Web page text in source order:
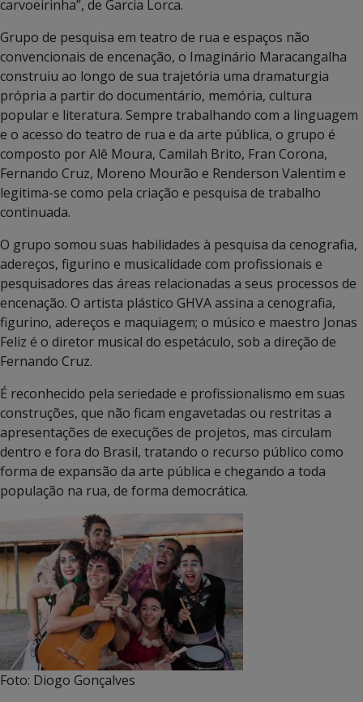
carvoeirinha”, de Garcia Lorca.
Grupo de pesquisa em teatro de rua e espaços não
convencionais de encenação, o Imaginário Maracangalha
construiu ao longo de sua trajetória uma dramaturgia
própria a partir do documentário, memória, cultura
popular e literatura. Sempre trabalhando com a linguagem
e o acesso do teatro de rua e da arte pública, o grupo é
composto por Alê Moura, Camilah Brito, Fran Corona,
Fernando Cruz, Moreno Mourão e Renderson Valentim e
legitima-se como pela criação e pesquisa de trabalho
continuada.
O grupo somou suas habilidades à pesquisa da cenografia,
adereços, figurino e musicalidade com profissionais e
pesquisadores das áreas relacionadas a seus processos de
encenação. O artista plástico GHVA assina a cenografia,
figurino, adereços e maquiagem; o músico e maestro Jonas
Feliz é o diretor musical do espetáculo, sob a direção de
Fernando Cruz.
É reconhecido pela seriedade e profissionalismo em suas
construções, que não ficam engavetadas ou restritas a
apresentações de execuções de projetos, mas circulam
dentro e fora do Brasil, tratando o recurso público como
forma de expansão da arte pública e chegando a toda
população na rua, de forma democrática.
Foto: Diogo Gonçalves